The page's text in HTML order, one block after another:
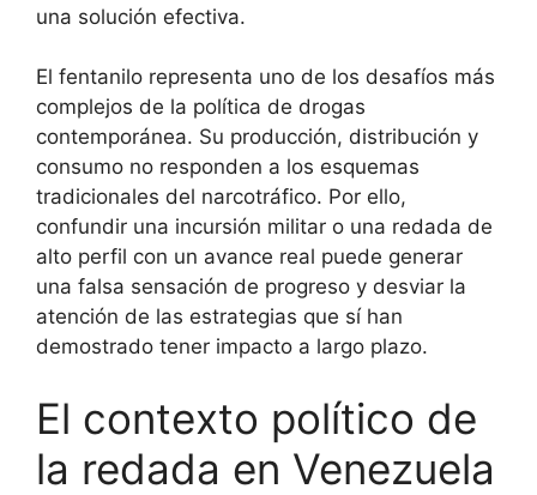
una solución efectiva.
El fentanilo representa uno de los desafíos más
complejos de la política de drogas
contemporánea. Su producción, distribución y
consumo no responden a los esquemas
tradicionales del narcotráfico. Por ello,
confundir una incursión militar o una redada de
alto perfil con un avance real puede generar
una falsa sensación de progreso y desviar la
atención de las estrategias que sí han
demostrado tener impacto a largo plazo.
El contexto político de
la redada en Venezuela